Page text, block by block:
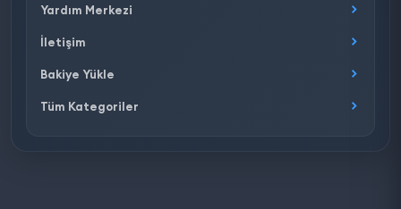
Yardım Merkezi
İletişim
Bakiye Yükle
Tüm Kategoriler